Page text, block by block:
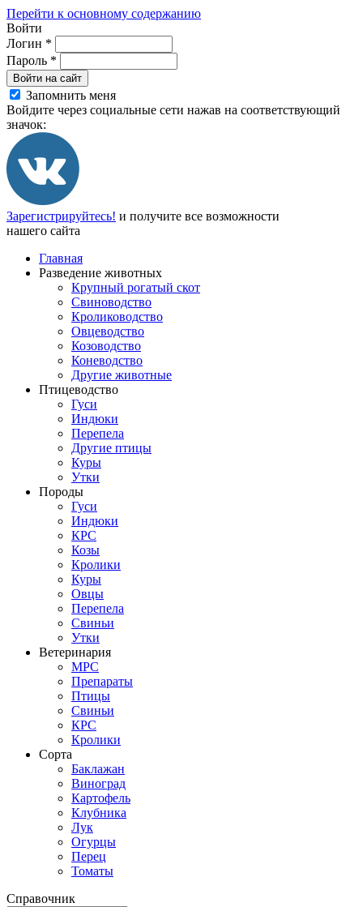
Перейти к основному содержанию
Войти
Логин *
Пароль *
Войти на сайт
Запомнить меня
Войдите через социальные сети нажав на соответствующий
значок:
Зарегистрируйтесь! и получите все возможности
нашего сайта
Главная
Разведение животных
Крупный рогатый скот
Свиноводство
Кролиководство
Овцеводство
Козоводство
Коневодство
Другие животные
Птицеводство
Гуси
Индюки
Перепела
Другие птицы
Куры
Утки
Породы
Гуси
Индюки
КРС
Козы
Кролики
Куры
Овцы
Перепела
Свиньи
Утки
Ветеринария
МРС
Препараты
Птицы
Свиньи
КРС
Кролики
Сорта
Баклажан
Виноград
Картофель
Клубника
Лук
Огурцы
Перец
Томаты
Справочник